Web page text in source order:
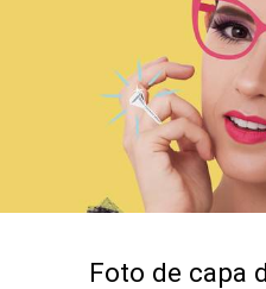
Foto de capa